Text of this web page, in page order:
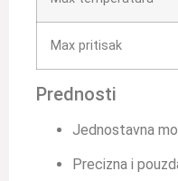
Max pritisak
Prednosti
Jednostavna
Precizna i